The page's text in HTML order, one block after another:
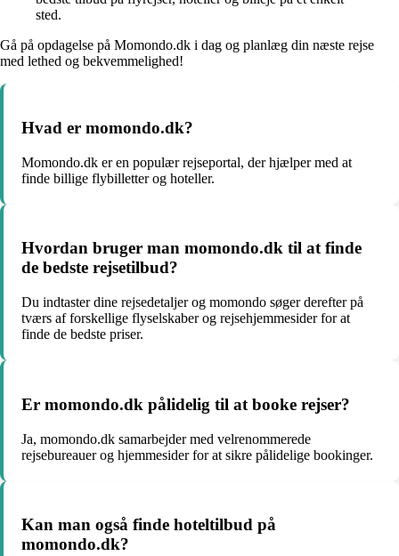
sted.
Gå på opdagelse på Momondo.dk i dag og planlæg din næste rejse
med lethed og bekvemmelighed!
Hvad er momondo.dk?
Momondo.dk er en populær rejseportal, der hjælper med at
finde billige flybilletter og hoteller.
Hvordan bruger man momondo.dk til at finde
de bedste rejsetilbud?
Du indtaster dine rejsedetaljer og momondo søger derefter på
tværs af forskellige flyselskaber og rejsehjemmesider for at
finde de bedste priser.
Er momondo.dk pålidelig til at booke rejser?
Ja, momondo.dk samarbejder med velrenommerede
rejsebureauer og hjemmesider for at sikre pålidelige bookinger.
Kan man også finde hoteltilbud på
momondo.dk?